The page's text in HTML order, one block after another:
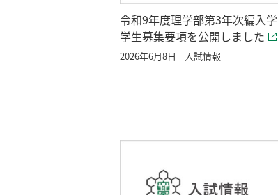
令和9年度理学部第3年次編入学
学生募集要項を公開しました
2026年6月8日 入試情報